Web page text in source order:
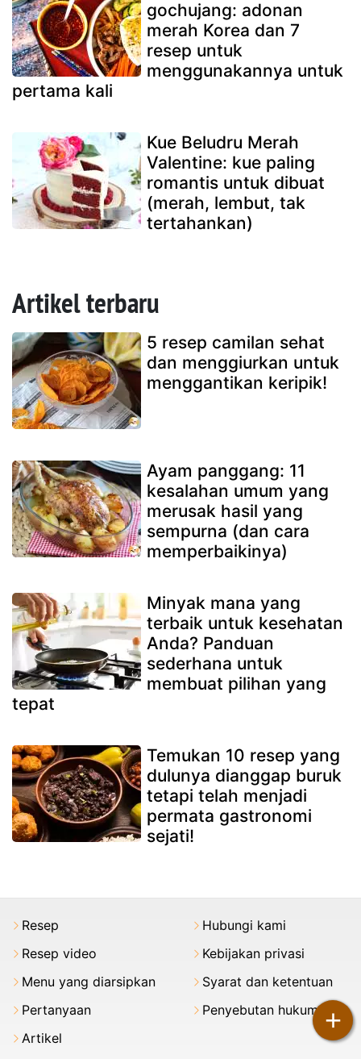
gochujang: adonan
merah Korea dan 7
resep untuk
menggunakannya untuk
pertama kali
Kue Beludru Merah
Valentine: kue paling
romantis untuk dibuat
(merah, lembut, tak
tertahankan)
Artikel terbaru
5 resep camilan sehat
dan menggiurkan untuk
menggantikan keripik!
Ayam panggang: 11
kesalahan umum yang
merusak hasil yang
sempurna (dan cara
memperbaikinya)
Minyak mana yang
terbaik untuk kesehatan
Anda? Panduan
sederhana untuk
membuat pilihan yang
tepat
Temukan 10 resep yang
dulunya dianggap buruk
tetapi telah menjadi
permata gastronomi
sejati!
+
Resep
Resep video
Menu yang diarsipkan
Pertanyaan
Artikel
Hubungi kami
Kebijakan privasi
Syarat dan ketentuan
Penyebutan hukum